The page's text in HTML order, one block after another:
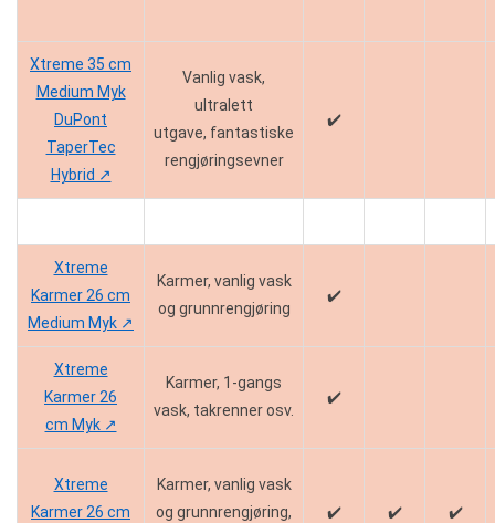
Xtreme 35 cm
Medium Myk
DuPont
TaperTec
Hybrid ↗️
Vanlig vask,
ultralett
utgave, fantastiske
rengjøringsevner
✔️
Xtreme
Karmer 26 cm
Medium Myk ↗️
Karmer, vanlig vask
og grunnrengjøring
✔️
Xtreme
Karmer 26
cm Myk ↗️
Karmer, 1-gangs
vask, takrenner osv.
✔️
Xtreme
Karmer 26 cm
Karmer, vanlig vask
og grunnrengjøring,
✔️ ✔️ ✔️